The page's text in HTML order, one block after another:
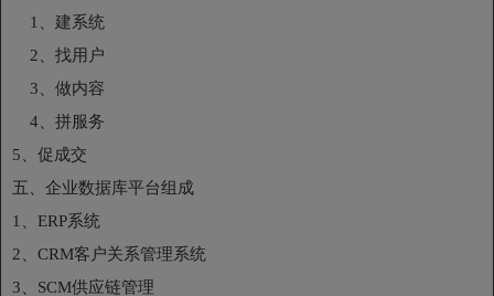
1、建系统
2、找用户
3、做内容
4、拼服务
5、促成交
五、企业数据库平台组成
1、ERP系统
2、CRM客户关系管理系统
3、SCM供应链管理